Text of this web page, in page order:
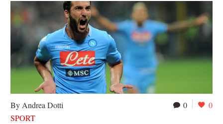
0 0
By Andrea Dotti
SPORT